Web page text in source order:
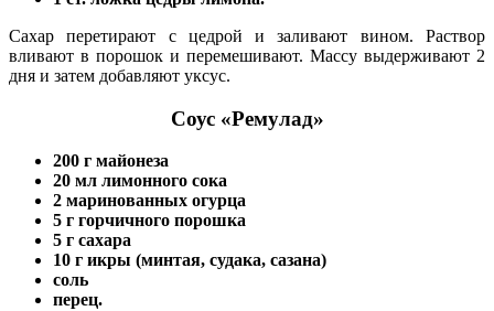
Сахар перетирают с цедрой и заливают вином. Раствор
вливают в порошок и перемешивают. Массу выдерживают 2
дня и затем добавляют уксус.
Соус «Ремулад»
200 г майонеза
20 мл лимонного сока
2 маринованных огурца
5 г горчичного порошка
5 г сахара
10 г икры (минтая, судака, сазана)
соль
перец.